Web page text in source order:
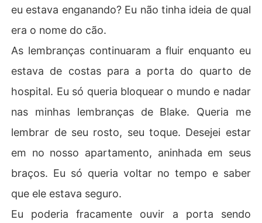
eu estava enganando? Eu não tinha ideia de qual
era o nome do cão.
As lembranças continuaram a fluir enquanto eu
estava de costas para a porta do quarto de
hospital. Eu só queria bloquear o mundo e nadar
nas minhas lembranças de Blake. Queria me
lembrar de seu rosto, seu toque. Desejei estar
em no nosso apartamento, aninhada em seus
braços. Eu só queria voltar no tempo e saber
que ele estava seguro.
Eu poderia fracamente ouvir a porta sendo